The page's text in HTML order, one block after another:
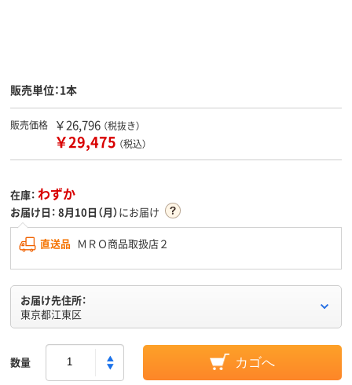
販売単位：1本
販売価格 ￥26,796 （税抜き）
￥29,475 （税込）
在庫： わずか
お届け日： 8月10日（月）にお届け
直送品 ＭＲＯ商品取扱店２
お届け先住所：
東京都江東区
数量 カゴへ